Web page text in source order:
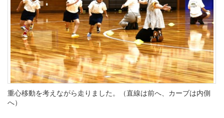
重心移動を考えながら走りました。（直線は前へ、カーブは内側
へ）